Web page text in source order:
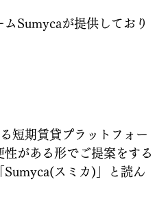
Sumycaが提供しており
短期賃貸プラットフォー
がある形でご提案をする
Sumyca(スミカ)」と読ん